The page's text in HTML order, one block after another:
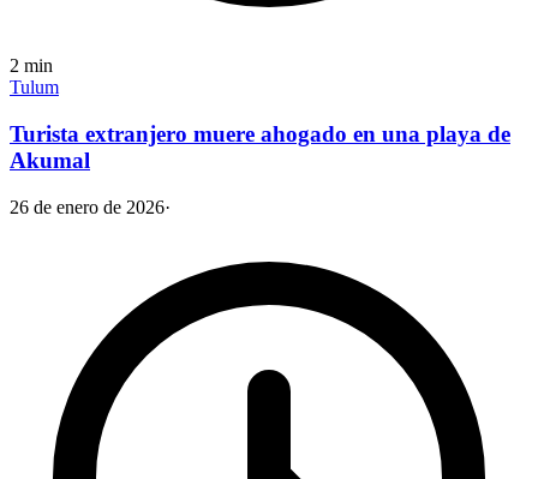
2 min
Tulum
Turista extranjero muere ahogado en una playa de
Akumal
26 de enero de 2026·